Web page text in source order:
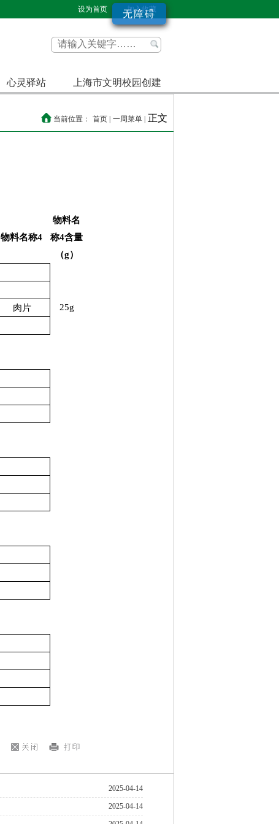
无障碍
设为首页 加入收藏
心灵驿站 上海市文明校园创建
当前位置： 首页 | 一周菜单 | 正文
物料名称4
物料名
称4含量
（g）
肉片
25g
2025-04-14
2025-04-14